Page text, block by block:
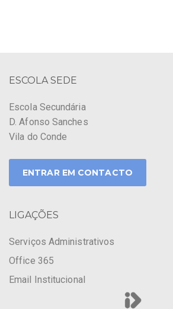
ESCOLA SEDE
Escola Secundária
D. Afonso Sanches
Vila do Conde
ENTRAR EM CONTACTO
LIGAÇÕES
Serviços Administrativos
Office 365
Email Institucional